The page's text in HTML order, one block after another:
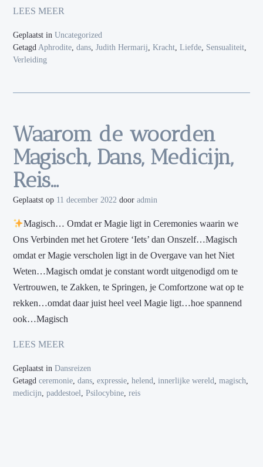
LEES MEER
Geplaatst in Uncategorized
Getagd Aphrodite, dans, Judith Hermarij, Kracht, Liefde, Sensualiteit,
Verleiding
Waarom de woorden
Magisch, Dans, Medicijn,
Reis…
Geplaatst op 11 december 2022 door admin
Magisch… Omdat er Magie ligt in Ceremonies waarin we
Ons Verbinden met het Grotere ‘Iets’ dan Onszelf…Magisch
omdat er Magie verscholen ligt in de Overgave van het Niet
Weten…Magisch omdat je constant wordt uitgenodigd om te
Vertrouwen, te Zakken, te Springen, je Comfortzone wat op te
rekken…omdat daar juist heel veel Magie ligt…hoe spannend
ook…Magisch
LEES MEER
Geplaatst in Dansreizen
Getagd ceremonie dans expressie helend innerlijke wereld magisch
medicijn paddestoel Psilocybine reis